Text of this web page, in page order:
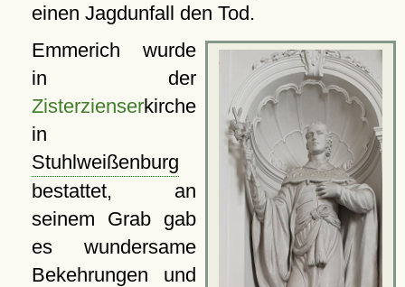
einen Jagdunfall den Tod.
Emmerich wurde
in der
Zisterzienserkirche
in
Stuhlweißenburg
bestattet, an
seinem Grab gab
es wundersame
Bekehrungen und